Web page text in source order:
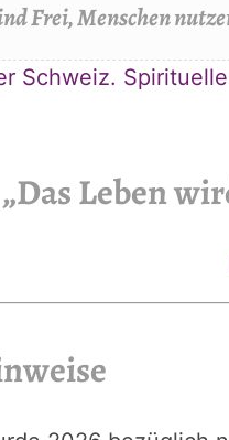
Frei, Menschen
Schweiz.
„Das Leben